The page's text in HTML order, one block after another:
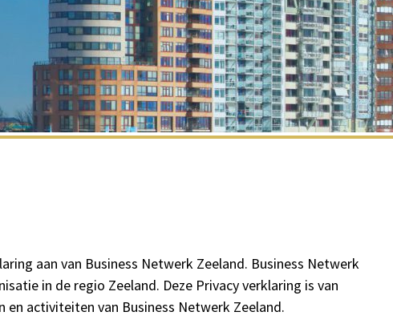
aan van Business Netwerk Zeeland. Business Netwerk
in de regio Zeeland. Deze Privacy verklaring is van
activiteiten van Business Netwerk Zeeland.